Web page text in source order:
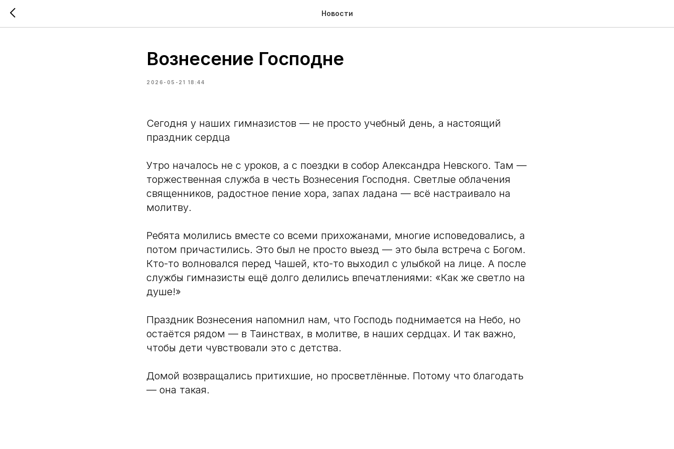
Новости
Вознесение Господне
2026-05-21 18:44
Сегодня у наших гимназистов — не просто учебный день, а настоящий
праздник сердца
Утро началось не с уроков, а с поездки в собор Александра Невского. Там —
торжественная служба в честь Вознесения Господня. Светлые облачения
священников, радостное пение хора, запах ладана — всё настраивало на
молитву.
Ребята молились вместе со всеми прихожанами, многие исповедовались, а
потом причастились. Это был не просто выезд — это была встреча с Богом.
Кто-то волновался перед Чашей, кто-то выходил с улыбкой на лице. А после
службы гимназисты ещё долго делились впечатлениями: «Как же светло на
душе!»
Праздник Вознесения напомнил нам, что Господь поднимается на Небо, но
остаётся рядом — в Таинствах, в молитве, в наших сердцах. И так важно,
чтобы дети чувствовали это с детства.
Домой возвращались притихшие, но просветлённые. Потому что благодать
— она такая.